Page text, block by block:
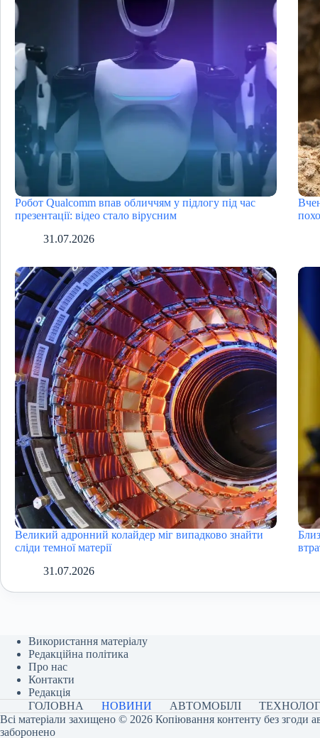
Робот Qualcomm впав обличчям у підлогу під час
презентації: відео стало вірусним
31.07.2026
Великий адронний колайдер міг випадково знайти
сліди темної матерії
31.07.2026
Використання матеріалу
Редакційна політика
Про нас
Контакти
Редакція
ГОЛОВНА
НОВИНИ АВТОМОБІЛІ
Всі матеріали захищено © 2026 Копіювання контенту без згоди
заборонено